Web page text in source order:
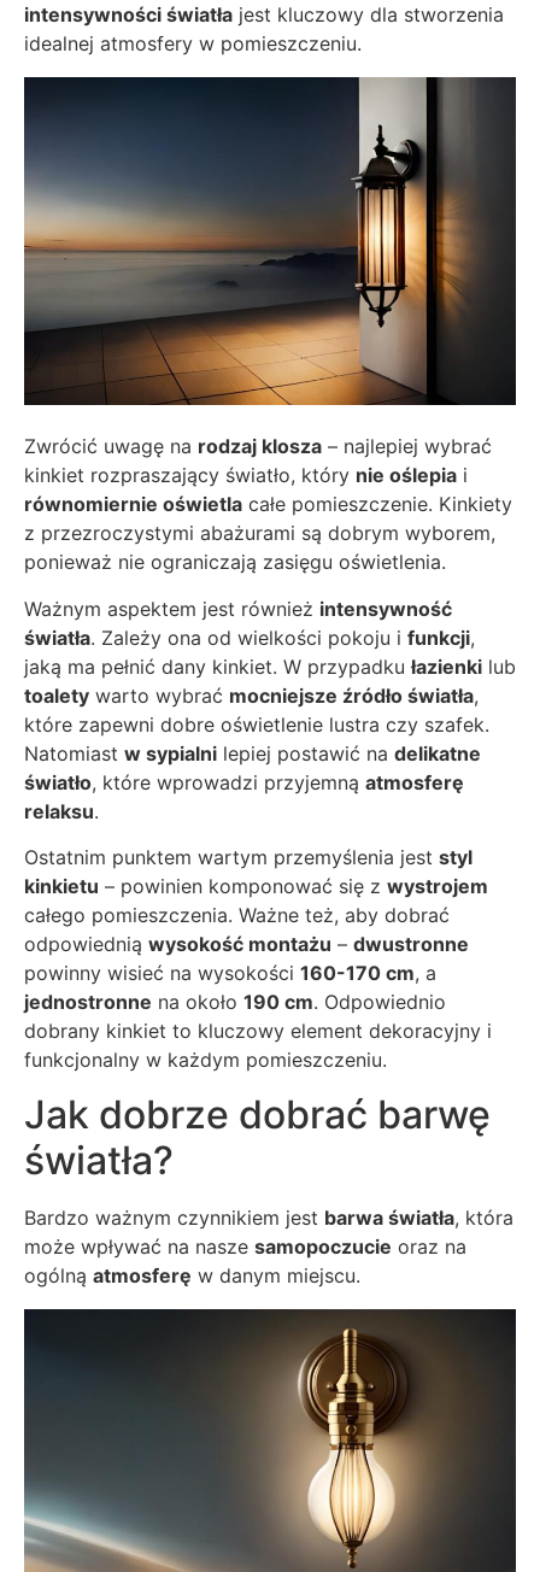
intensywności światła jest kluczowy dla stworzenia
idealnej atmosfery w pomieszczeniu.
Zwrócić uwagę na rodzaj klosza – najlepiej wybrać
kinkiet rozpraszający światło, który nie oślepia i
równomiernie oświetla całe pomieszczenie. Kinkiety
z przezroczystymi abażurami są dobrym wyborem,
ponieważ nie ograniczają zasięgu oświetlenia.
Ważnym aspektem jest również intensywność
światła. Zależy ona od wielkości pokoju i funkcji,
jaką ma pełnić dany kinkiet. W przypadkułazienki lub
toalety warto wybrać mocniejsze źródło światła,
które zapewni dobre oświetlenie lustra czy szafek.
Natomiast w sypialni lepiej postawić na delikatne
światło, które wprowadzi przyjemną atmosferę
relaksu.
Ostatnim punktem wartym przemyślenia jest styl
kinkietu – powinien komponować się z wystrojem
całego pomieszczenia. Ważne też, aby dobrać
odpowiednią wysokość montażu – dwustronne
powinny wisieć na wysokości 160-170 cm, a
jednostronne na około 190 cm. Odpowiednio
dobrany kinkiet to kluczowy element dekoracyjny i
funkcjonalny w każdym pomieszczeniu.
Jak dobrze dobrać barwę
światła?
Bardzo ważnym czynnikiem jest barwa światła, która
może wpływać na nasze samopoczucie oraz na
ogólną atmosferę w danym miejscu.